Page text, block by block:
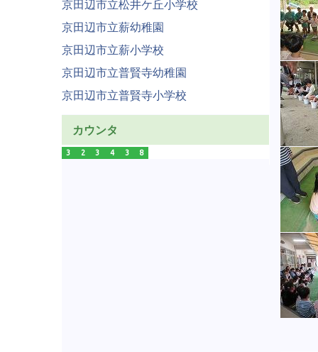
京田辺市立松井ケ丘小学校
京田辺市立薪幼稚園
京田辺市立薪小学校
京田辺市立普賢寺幼稚園
京田辺市立普賢寺小学校
カウンタ
3 2 3 4 3 8